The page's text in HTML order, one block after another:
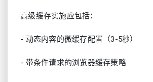
高级缓存实施应包括：
- 动态内容的微缓存配置（3-5秒）
- 带条件请求的浏览器缓存策略